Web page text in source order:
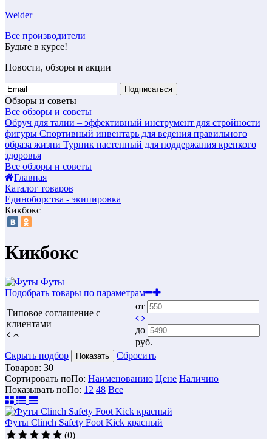
Weider
Все производители
Будьте в курсе!
Новости, обзоры и акции
Подписаться
Обзоры и советы
Все обзоры и советы
Обруч для талии – эффективный инструмент для стройности
фигуры Спортивный инвентарь для ведения правильного
образа жизни Турник настенный для поддержания крепкого
здоровья
Все обзоры и советы
Главная
Каталог товаров
Единоборства - экипировка
Кикбокс
Кикбокс
Футы
Подобрать товары по параметрам
Типовое соглашение с
клиентами
от
до
руб.
Скрыть подбор
Показать
Сбросить
Товаров: 30
Сортировать поПо: Наименованию Цене Наличию
Показывать поПо: 12 48 Все
Футы Clinch Safety Foot Kick красный
(0)